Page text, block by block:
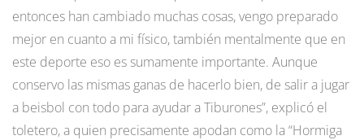
entonces han cambiado muchas cosas, vengo preparado
mejor en cuanto a mi físico, también mentalmente que en
este deporte eso es sumamente importante. Aunque
conservo las mismas ganas de hacerlo bien, de salir a jugar
a beisbol con todo para ayudar a Tiburones”, explicó el
toletero, a quien precisamente apodan como la “Hormiga